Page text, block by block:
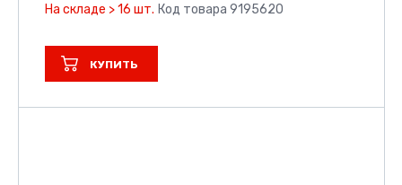
На складе > 16 шт. Код товара 9195620
КУПИТЬ